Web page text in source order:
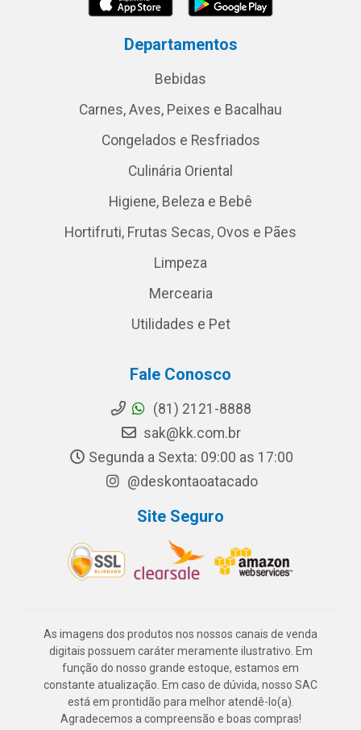
Departamentos
Bebidas
Carnes, Aves, Peixes e Bacalhau
Congelados e Resfriados
Culinária Oriental
Higiene, Beleza e Bebê
Hortifruti, Frutas Secas, Ovos e Pães
Limpeza
Mercearia
Utilidades e Pet
Fale Conosco
(81) 2121-8888
sak@kk.com.br
Segunda a Sexta: 09:00 as 17:00
@deskontaoatacado
Site Seguro
As imagens dos produtos nos nossos canais de venda
digitais possuem caráter meramente ilustrativo. Em
função do nosso grande estoque, estamos em
constante atualização. Em caso de dúvida, nosso SAC
está em prontidão para melhor atendê-lo(a).
Agradecemos a compreensão e boas compras!